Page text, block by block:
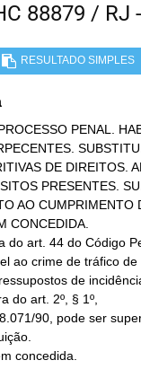
88879 / RJ
RESULTADO SIMPLES
PENAL.
do art. 44 do Código
do art. 2º, § 1º,
concedida.